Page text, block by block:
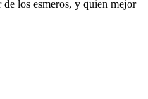
los esmeros, y quien mejor